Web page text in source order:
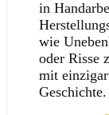
in
wie
oder Risse
mit
Geschichte.